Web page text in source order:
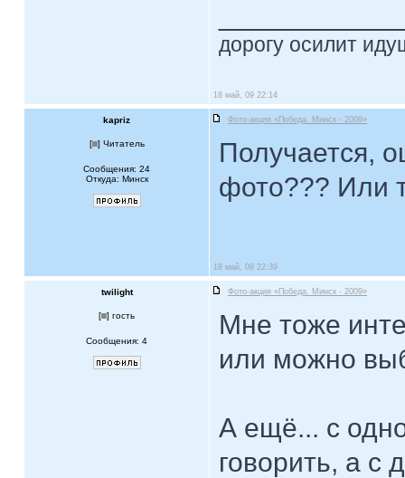
дорогу осилит
18 май, 09 22:14
kapriz Фото-акция «Победа. Минск - 2009»
[ ] Читатель
Сообщения: 24
Откуда: Минск
Получается,
фото??? Или
18 май, 09 22:39
twilight Фото-акция «Победа. Минск - 2009»
[ ] гость
Сообщения: 4
Мне тоже
или можно
А ещё... с
говорить, а с